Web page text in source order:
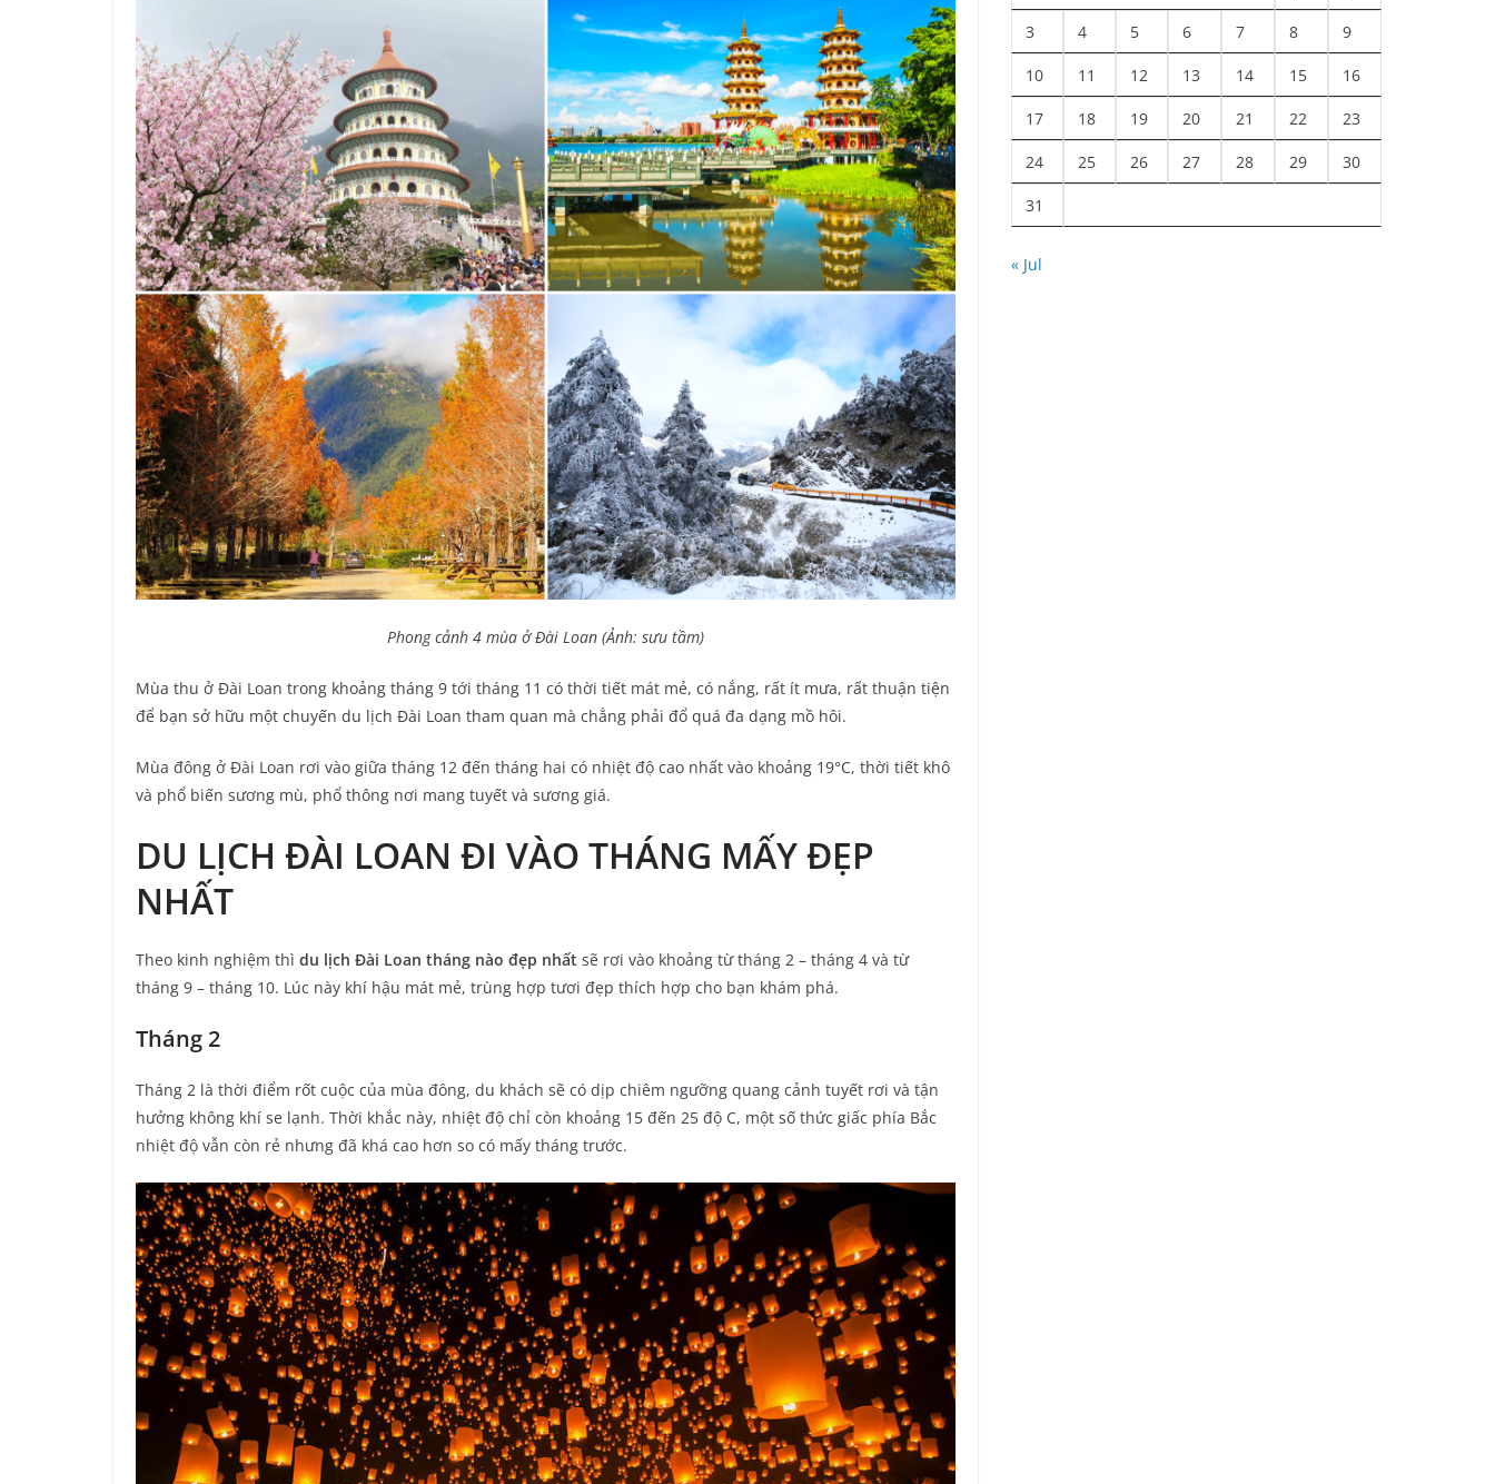
Phong cảnh 4 mùa ở Đài Loan (Ảnh: sưu tầm)
Mùa thu ở Đài Loan trong khoảng tháng 9 tới tháng 11 có thời tiết mát mẻ, có nắng, rất ít mưa, rất thuận tiện
để bạn sở hữu một chuyến du lịch Đài Loan tham quan mà chẳng phải đổ quá đa dạng mồ hôi.
Mùa đông ở Đài Loan rơi vào giữa tháng 12 đến tháng hai có nhiệt độ cao nhất vào khoảng 19°C, thời tiết khô
và phổ biến sương mù, phổ thông nơi mang tuyết và sương giá.
DU LỊCH ĐÀI LOAN ĐI VÀO THÁNG MẤY ĐẸP
NHẤT
Theo kinh nghiệm thì du lịch Đài Loan tháng nào đẹp nhất sẽ rơi vào khoảng từ tháng 2 – tháng 4 và từ
tháng 9 – tháng 10. Lúc này khí hậu mát mẻ, trùng hợp tươi đẹp thích hợp cho bạn khám phá.
Tháng 2
Tháng 2 là thời điểm rốt cuộc của mùa đông, du khách sẽ có dịp chiêm ngưỡng quang cảnh tuyết rơi và tận
hưởng không khí se lạnh. Thời khắc này, nhiệt độ chỉ còn khoảng 15 đến 25 độ C, một số thức giấc phía Bắc
nhiệt độ vẫn còn rẻ nhưng đã khá cao hơn so có mấy tháng trước.
3 4 5 6 7 8 9
10 11 12 13 14 15 16
17 18 19 20 21 22 23
24 25 26 27 28 29 30
31
« Jul